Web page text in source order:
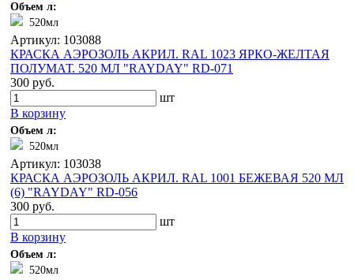
Объем л:
520мл
Артикул: 103088
КРАСКА АЭРОЗОЛЬ АКРИЛ. RAL 1023 ЯРКО-ЖЕЛТАЯ
ПОЛУМАТ. 520 МЛ "RAYDAY" RD-071
300 руб.
шт
В корзину
Объем л:
520мл
Артикул: 103038
КРАСКА АЭРОЗОЛЬ АКРИЛ. RAL 1001 БЕЖЕВАЯ 520 МЛ
(6) "RAYDAY" RD-056
300 руб.
шт
В корзину
Объем л:
520мл